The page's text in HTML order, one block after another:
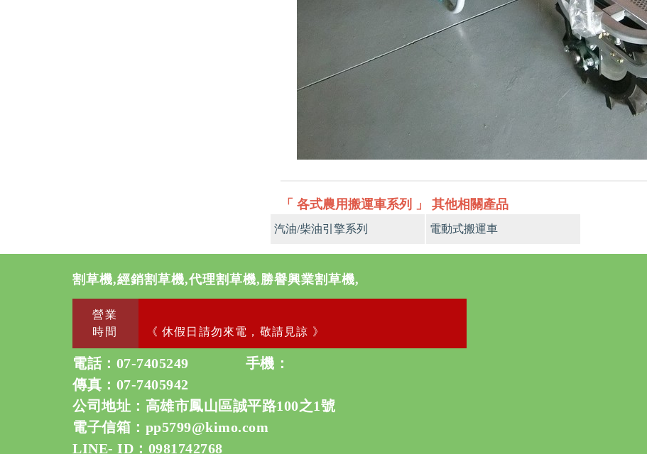
「 各式農用搬運車系列 」 其他相關產品
汽油/柴油引擎系列 電動式搬運車
割草機,經銷割草機,代理割草機,勝譽興業割草機,
營業
時間
《 休假日請勿來電，敬請見諒 》
電話： 07-7405249
手機：
傳真：07-7405942
公司地址：高雄市鳳山區誠平路100之1號
電子信箱： pp5799@kimo.com
LINE- ID：0981742768